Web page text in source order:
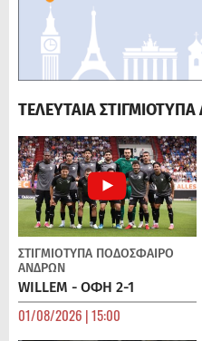
ΤΕΛΕΥΤΑΙΑ
ΣΤΙΓΜΙΟΤΥΠΑ ΠΟΔΌΣΦΑΙΡΟ
ΑΝΔΡΏΝ
WILLEM - ΟΦΗ 2-1
01/08/2026 | 15:00